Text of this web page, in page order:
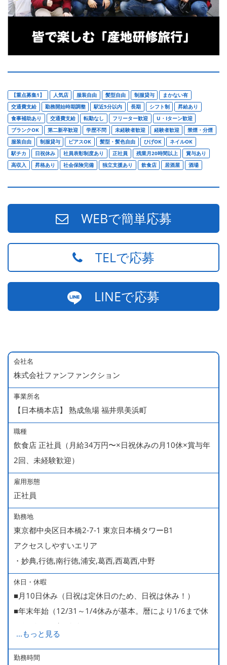
【重点募集1】 人気店 服装自由 髪型自由 制服貸与
まかない有
交通費支給
勤務開始時期調整 駅近5分以内 長期 シフト制
昇給あり
食事補助あり
交通費支給 転勤なし フリーター歓迎
U・Iターン歓迎
ブランクOK
第二新卒歓迎 学歴不問 未経験者歓迎 経験者歓迎
禁煙・分煙
服装自由
制服貸与 ピアスOK 髪型・髪色自由 ひげOK
ネイルOK
駅チカ
日祝休み 社員表彰制度あり 正社員 残業月20時間以上
賞与あり
高収入
昇格あり 社会保険完備 独立支援あり 飲食店 居酒屋 酒場
WEBで簡単応募
TELで応募
LINEで応募
会社名
株式会社ファンファンクション
事業所名
【日本橋本店】 熟成魚場 福井県美浜町
職種
飲食店 正社員（月給34万円〜×日祝休みの月10休×賞与年
2回、未経験歓迎）
雇用形態
正社員
勤務地
東京都中央区日本橋2-7-1 東京日本橋タワーB1
アクセスしやすいエリア
・妙典,行徳,南行徳,浦安,葛西,西葛西,中野
休日・休暇
■月10日休み（日祝は定休日のため、日祝は休み！）
■年末年始（12/31～1/4休みが基本。暦により1/6まで休
みなどもございます）
■GW・お盆（暦通り）
■有給休暇
...もっと見る
勤務時間